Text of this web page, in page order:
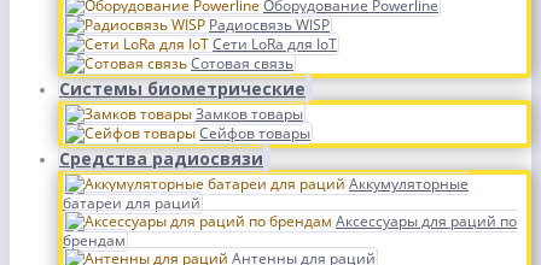
Оборудование Powerline
Радиосвязь WISP
Сети LoRa для IoT
Сотовая связь
Системы биометрические
Замков товары
Сейфов товары
Средства радиосвязи
Аккумуляторные
батареи для раций
Аксессуары для раций по
брендам
Антенны для раций